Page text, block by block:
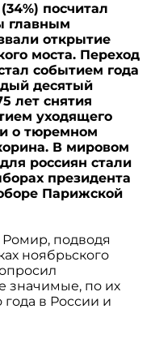
посчитал
главным
открытие
моста. Переход
событием года
десятый
лет снятия
уходящего
о тюремном
В мировом
россиян стали
президента
Парижской
Ромир, подводя
ноябрьского
значимые, по их
в России и